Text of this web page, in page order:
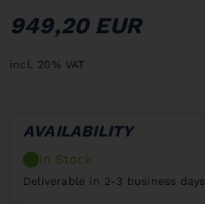
949,20 EUR
incl. 20% VAT
AVAILABILITY
In Stock
Deliverable in 2-3 business days